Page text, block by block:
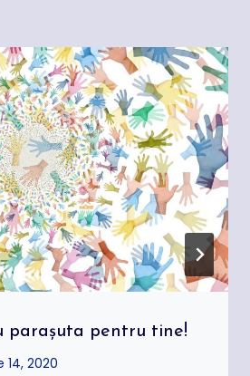
parașuta pentru tine!
14, 2020